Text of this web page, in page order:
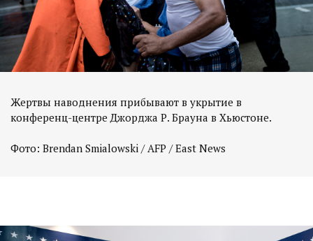
Жертвы наводнения прибывают в укрытие в
конференц-центре Джорджа Р. Брауна в Хьюстоне.
Фото: Brendan Smialowski / AFP / East News